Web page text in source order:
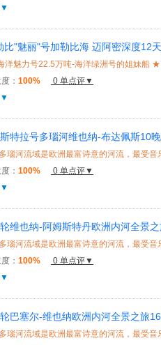
▼
比"魅丽"号加勒比海 迈阿密深度12
： 100%
0 单点评▼
▼
特拉号多瑙河维也纳-布达佩斯10
欧五国
： 100%
0 单点评▼
▼
维也纳-阿姆斯特丹欧洲内河全景
务
： 100%
0 单点评▼
▼
巴塞尔-维也纳欧洲内河全景之旅
务